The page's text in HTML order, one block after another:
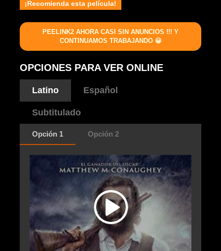
¡Recomienda esta película!
PEELINK2 AHORA CASI SIN ANUNCIOS !!! Y
CONTINUAMOS TRABAJANDO 😀
OPCIONES PARA VER ONLINE
Latino Español
Subtitulado
Opción 1 Opción 2